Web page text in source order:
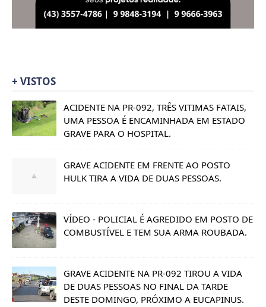
+ VISTOS
ACIDENTE NA PR-092, TRÊS VITIMAS FATAIS,
UMA PESSOA É ENCAMINHADA EM ESTADO
GRAVE PARA O HOSPITAL.
GRAVE ACIDENTE EM FRENTE AO POSTO
HULK TIRA A VIDA DE DUAS PESSOAS.
VÍDEO - POLICIAL É AGREDIDO EM POSTO DE
COMBUSTÍVEL E TEM SUA ARMA ROUBADA.
GRAVE ACIDENTE NA PR-092 TIROU A VIDA
DE DUAS PESSOAS NO FINAL DA TARDE
DESTE DOMINGO, PRÓXIMO A EUCAPINUS.